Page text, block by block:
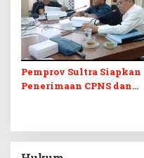
Pemprov Sultra Siapkan
Penerimaan CPNS dan